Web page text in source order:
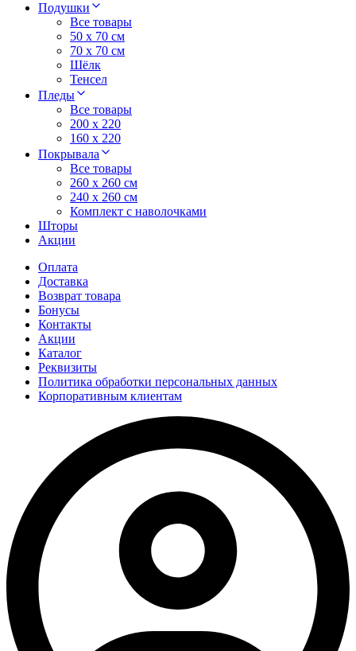
Подушки
Все товары
50 x 70 см
70 x 70 см
Шёлк
Тенсел
Пледы
Все товары
200 х 220
160 х 220
Покрывала
Все товары
260 x 260 см
240 х 260 см
Комплект с наволочками
Шторы
Акции
Оплата
Доставка
Возврат товара
Бонусы
Контакты
Акции
Каталог
Реквизиты
Политика обработки персональных данных
Корпоративным клиентам